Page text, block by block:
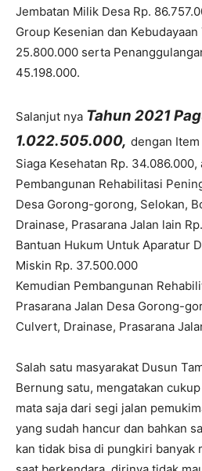
Jembatan Milik Desa Rp.
Group Kesenian dan
25.800.000 serta
45.198.000.
Salanjut nya Tahun 2021
1.022.505.000, dengan
Siaga Kesehatan Rp. 34.086.000,
Pembangunan Rehabilitasi
Desa Gorong-gorong, Selokan,
Drainase, Prasarana Jalan lain Rp.
Bantuan Hukum Untuk Aparatur
Miskin Rp. 37.500.000
Kemudian Pembangunan
Prasarana Jalan Desa Gorong-
Culvert, Drainase, Prasarana
Salah satu masyarakat Dusun
Bernung satu, mengatakan
mata saja dari segi jalan
yang sudah hancur dan bahkan
kan tidak bisa di pungkiri banyak